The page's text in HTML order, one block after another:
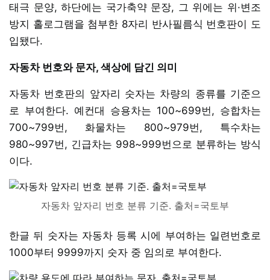
태극 문양, 하단에는 국가축약 문장, 그 위에는 위·변조
방지 홀로그램을 첨부한 8자리 반사필름식 번호판이 도
입됐다.
자동차 번호와 문자, 색상에 담긴 의미
자동차 번호판의 앞자리 숫자는 차량의 종류를 기준으
로 부여한다. 예컨대 승용차는 100~699번, 승합차는
700~799번, 화물차는 800~979번, 특수차는
980~997번, 긴급차는 998~999번으로 분류하는 방식
이다.
자동차 앞자리 번호 분류 기준. 출처=국토부
한글 뒤 숫자는 자동차 등록 시에 부여하는 일련번호로
1000부터 9999까지 숫자 중 임의로 부여한다.